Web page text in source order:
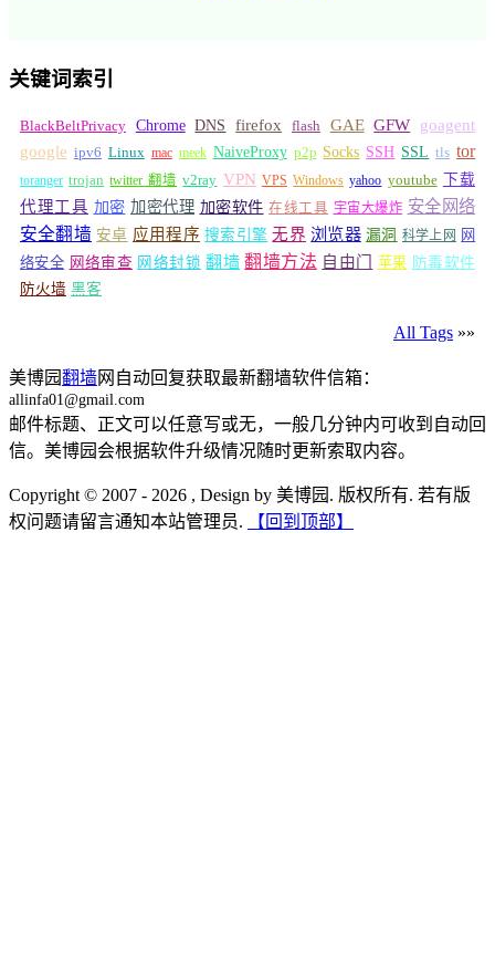
关键词索引
BlackBeltPrivacy Chrome DNS firefox flash GAE GFW
goagent
google ipv6 Linux mac meek NaiveProxy p2p Socks SSH SSL tls tor
toranger trojan twitter 翻墙 v2ray VPN VPS Windows yahoo youtube 下载
代理工具 加密 加密代理 加密软件 在线工具 宇宙大爆炸 安全网络
安全翻墙 安卓 应用程序 搜索引擎 无界 浏览器 漏洞 科学上网 网
络安全 网络审查 网络封锁 翻墙 翻墙方法 自由门 苹果 防毒软件
防火墙 黑客
All Tags »»
美博园翻墙网自动回复获取最新翻墙软件信箱：
allinfa01@gmail.com
邮件标题、正文可以任意写或无，一般几分钟内可收到自动回
信。美博园会根据软件升级情况随时更新索取内容。
Copyright © 2007 - 2026 , Design by 美博园. 版权所有. 若有版
权问题请留言通知本站管理员.
【回到顶部】